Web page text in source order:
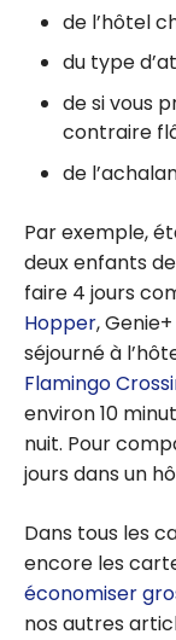
de l’hôtel
du type
de si vous
contraire
de
Par exemple,
deux enfants
faire 4 jours
Hopper,
séjourné à
Flamingo
environ 10
nuit. Pour
jours dans un
Dans tous les
encore les
économiser
nos autres